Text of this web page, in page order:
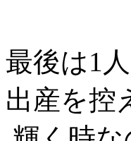
最後は1
出産を控